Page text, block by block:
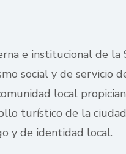
e institucional de
social y de servicio
local
turístico de la
y de identidad local.